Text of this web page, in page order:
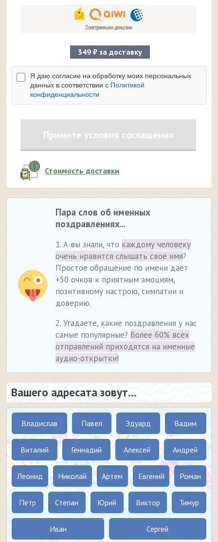
349 ₽ за доставку
Я даю согласие на обработку моих персональных
данных в соответствии с Политикой
конфиденциальности
Примите условия соглашения
Стоимость доставки
Пара слов об именных
поздравлениях...
1. А вы знали, что каждому человеку
очень нравится слышать своё имя?
Простое обращение по имени даёт
+50 очков к приятным эмоциям,
позитивному настрою, симпатии и
доверию.
2. Угадаете, какие поздравления у нас
самые популярные? Более 60% всех
отправлений приходятся на именные
аудио-открытки!
Вашего адресата зовут...
Владислав Павел Эдуард Вадим
Виталий Геннадий Алексей Андрей
Леонид Николай Артем Евгений Роман
Петр Степан Юрий Виктор Тимур
Иван Сергей